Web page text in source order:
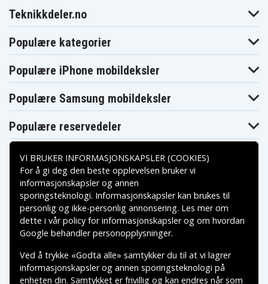
Teknikkdeler.no
Populære kategorier
Populære iPhone mobildeksler
Populære Samsung mobildeksler
Populære reservedeler
Betalingsalternativer
Leveringsalternativer
VI BRUKER INFORMASJONSKAPSLER (COOKIES)
For å gi deg den beste opplevelsen bruker vi
informasjonskapsler og annen
sporingsteknologi. Informasjonskapsler kan brukes til
personlig og ikke-personlig annonsering. Les mer om
dette i vårpolicy for informasjonskapslerog om hvordan
Google behandler personopplysninger.
Ved å trykke «Godta alle» samtykker du til at vi lagrer
informasjonskapsler og annen sporingsteknologi på
enheten din. Samtykket er frivillig og kan endres når som